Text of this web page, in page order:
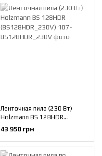
Ленточная пила (230 Вт)
Holzmann BS 128HDR
(BS128HDR_230V)
43 950 грн